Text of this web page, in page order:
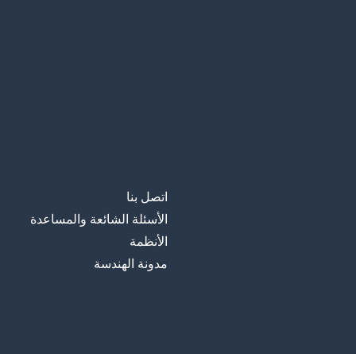
اتصل بنا
الأسئلة الشائعة والمساعدة
الأنظمة
مدونة الهندسة